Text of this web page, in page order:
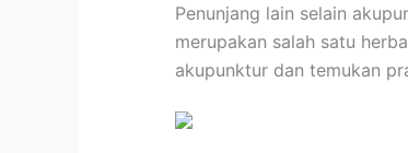
Penunjang lain selain
merupakan salah satu
akupunktur dan temukan